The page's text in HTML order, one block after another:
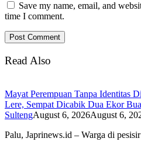
Save my name, email, and
time I comment.
Read Also
Mayat Perempuan Tanpa Identitas
Lere, Sempat Dicabik Dua Ekor
SultengAugust 6, 2026August 6,
Palu, Japrinews.id – Warga di